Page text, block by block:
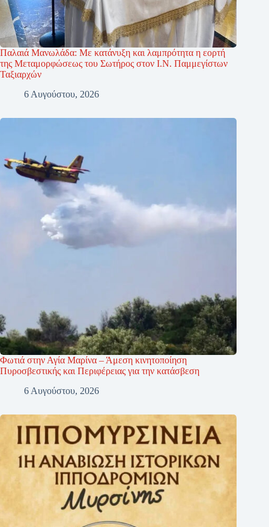
Παλαιά Μανωλάδα: Με κατάνυξη και λαμπρότητα η εορτή
της Μεταμορφώσεως του Σωτήρος στον Ι.Ν. Παμμεγίστων
Ταξιαρχών
6 Αυγούστου, 2026
Φωτιά στην Αγία Μαρίνα – Άμεση κινητοποίηση
Πυροσβεστικής και Περιφέρειας για την κατάσβεση
6 Αυγούστου, 2026